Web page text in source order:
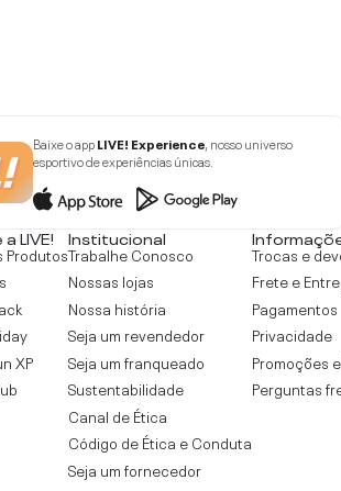
Baixe o appLIVE! Experience, nosso universo
esportivo de experiências únicas.
LIVE!
Produtos
XP
Institucional
Trabalhe Conosco
Nossas lojas
Nossa história
Seja um revendedor
Seja um franqueado
Sustentabilidade
Canal de Ética
Código de Ética e Conduta
Seja um fornecedor
Trocas e
Frete e
Pagamentos
Privacidade
Promoções
Perguntas